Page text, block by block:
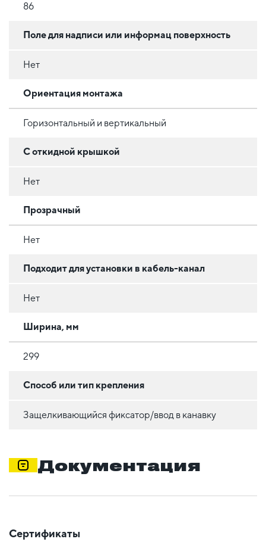
86
Поле для надписи или информац поверхность
Нет
Ориентация монтажа
Горизонтальный и вертикальный
С откидной крышкой
Нет
Прозрачный
Нет
Подходит для установки в кабель-канал
Нет
Ширина, мм
299
Способ или тип крепления
Защелкивающийся фиксатор/ввод в канавку
Документация
Сертификаты